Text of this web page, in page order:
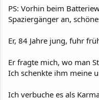
PS: Vorhin beim
Spaziergänger an,
Er, 84 Jahre jung, fuhr
Er fragte mich, wo man
Ich schenkte ihm meine
Ich verbuche es als